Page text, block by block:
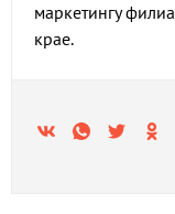
маркетингу
крае.